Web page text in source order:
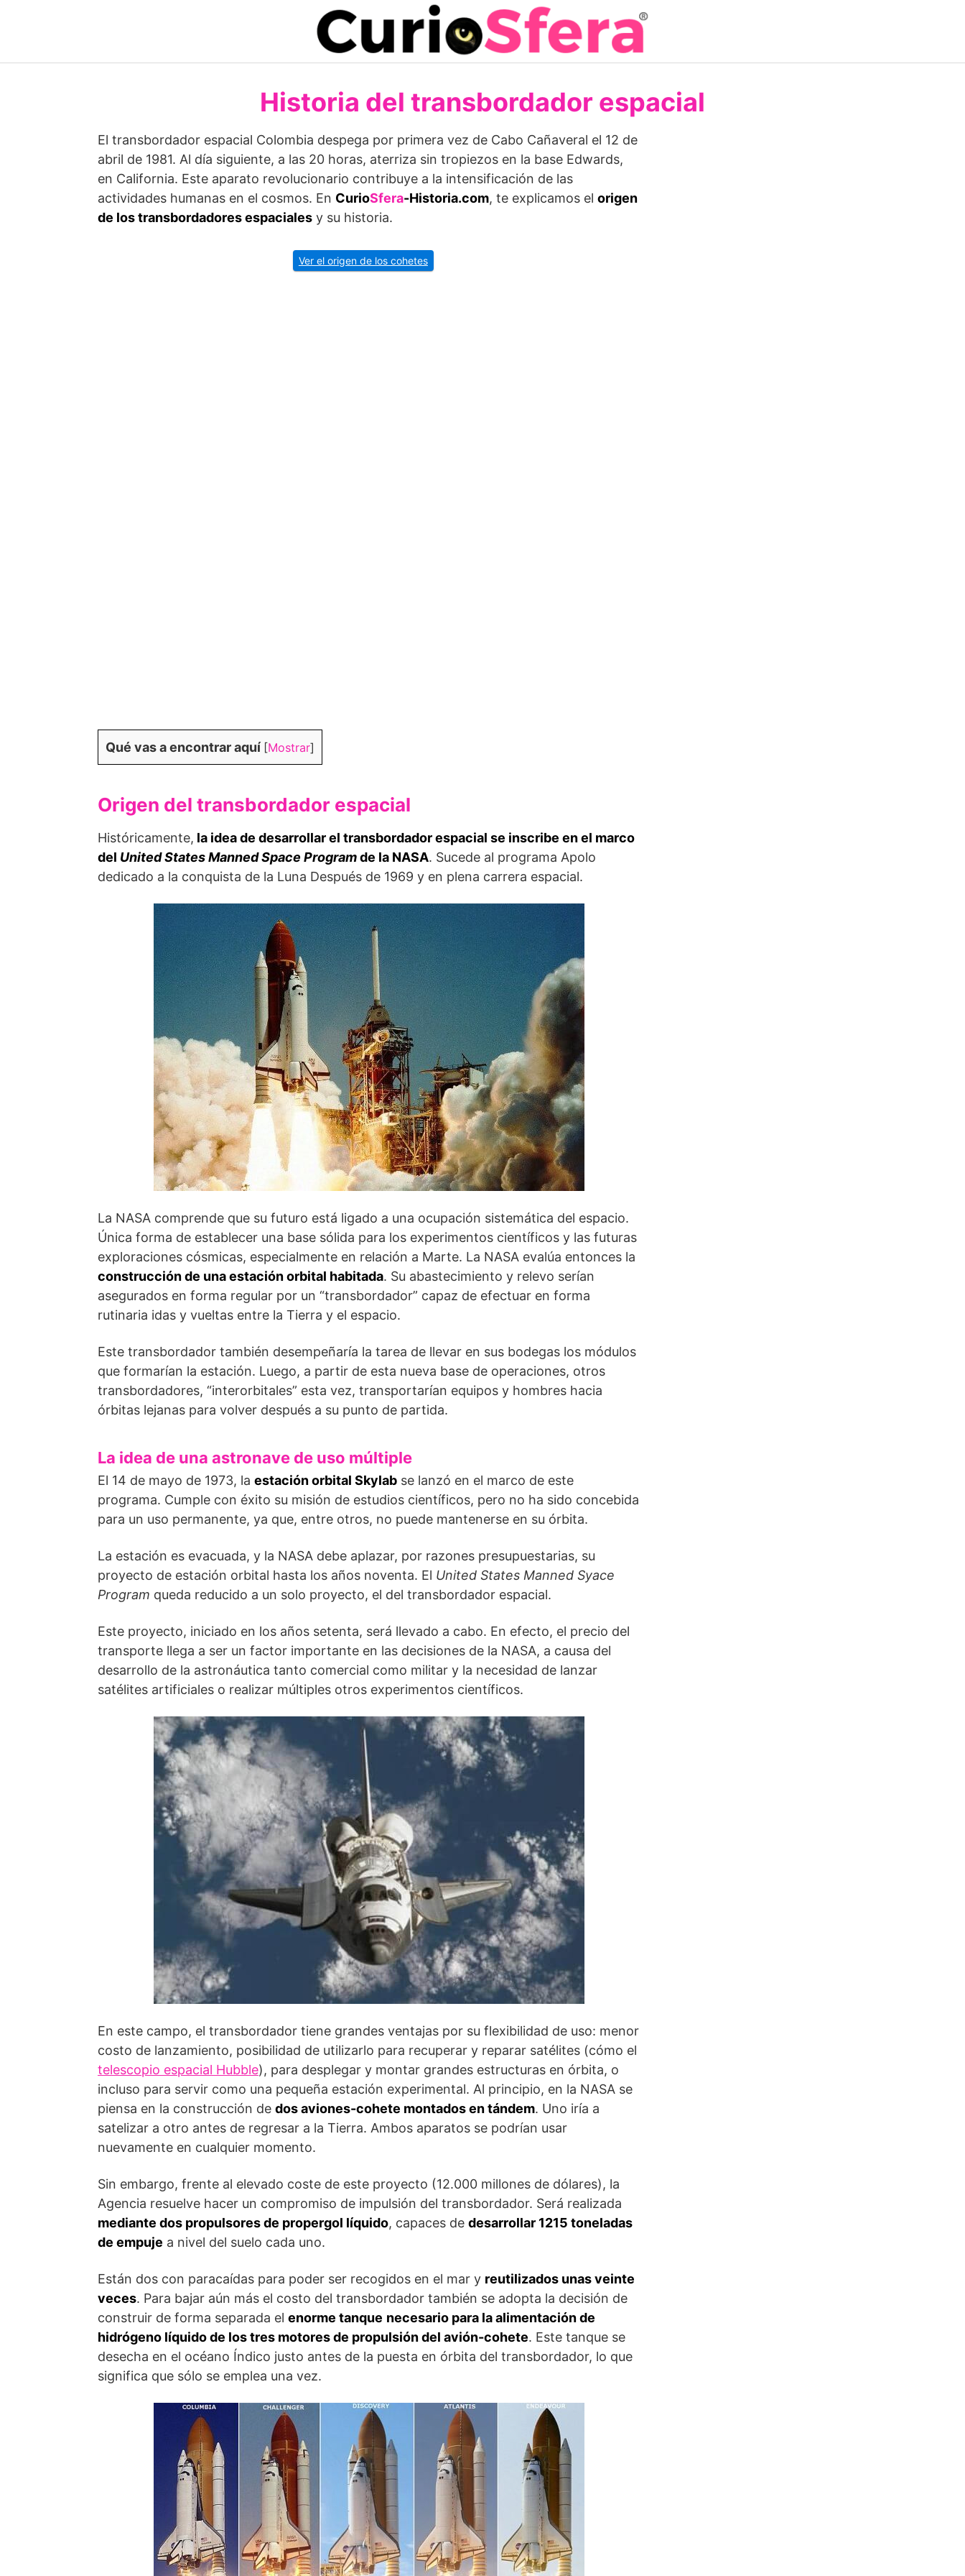
Historia del transbordador espacial
El transbordador espacial Colombia despega por primera vez de Cabo Cañaveral el 12 de
abril de 1981. Al día siguiente, a las 20 horas, aterriza sin tropiezos en la base Edwards,
en California. Este aparato revolucionario contribuye a la intensificación de las
actividades humanas en el cosmos. En CurioSfera-Historia.com, te explicamos el origen
de lostransbordadores espaciales y su historia.
Ver el origen de los cohetes
Qué vas a encontrar aquí [Mostrar]
Origen del transbordador espacial
Históricamente, la idea de desarrollar el transbordador espacial se inscribe en el marco
del United States Manned Space Programde la NASA. Sucede al programa Apolo
dedicado a la conquista de la Luna Después de 1969 y en plena carrera espacial.
La NASA comprende que su futuro está ligado a una ocupación sistemática del espacio.
Única forma de establecer una base sólida para los experimentos científicos y las futuras
exploraciones cósmicas, especialmente en relación a Marte. La NASA evalúa entonces la
construcción de una estación orbital habitada. Su abastecimiento y relevo serían
asegurados en forma regular por un “transbordador” capaz de efectuar en forma
rutinaria idas y vueltas entre la Tierra y el espacio.
Este transbordador también desempeñaría la tarea de llevar en sus bodegas los módulos
que formarían la estación. Luego, a partir de esta nueva base de operaciones, otros
transbordadores, “interor­bitales” esta vez, transportarían equipos y hombres hacia
órbitas lejanas para volver después a su punto de partida.
La idea de una astronave de uso múltiple
El 14 de mayo de 1973, la estación orbital Skylab se lanzó en el marco de este
programa. Cumple con éxito su misión de estudios científicos, pero no ha sido concebida
para un uso permanente, ya que, entre otros, no puede mantenerse en su órbita.
La estación es evacuada, y la NASA debe aplazar, por razones presupuestarias, su
proyecto de estación orbital hasta los años noventa. El United States Manned Syace
Program queda reducido a un solo proyecto, el del transbordador espacial.
Este proyecto, iniciado en los años setenta, será llevado a cabo. En efecto, el precio del
transporte llega a ser un factor importante en las decisiones de la NASA, a causa del
desarrollo de la astronáutica tanto comercial como militar y la necesidad de lanzar
satélites artificiales o realizar múltiples otros experimentos científicos.
En este campo, el transbordador tiene grandes ventajas por su flexibilidad de uso: menor
costo de lanzamiento, posibilidad de utilizarlo para recuperar y reparar satélites (cómo el
telescopio espacial Hubble), para desplegar y montar grandes estructuras en órbita, o
incluso para servir como una pequeña estación experimental. Al principio, en la NASA se
piensa en la construcción de dos aviones-cohete montados en tándem. Uno iría a
satelizar a otro antes de regresar a la Tierra. Ambos aparatos se podrían usar
nuevamente en cualquier momento.
Sin embargo, frente al elevado coste de este proyecto (12.000 millones de dólares), la
Agencia resuelve hacer un compromiso de impulsión del transbordador. Será realizada
mediante dos propulsores de propergol líquido, capaces de desarrollar 1215 toneladas
de empuje a nivel del suelo cada uno.
Están dos con paracaídas para poder ser recogidos en el mar y reutilizados unas veinte
veces. Para bajar aún más el costo del transbordador también se adopta la decisión de
construir de forma separada el enorme tanque necesario para la alimentación de
hidrógeno líquido de los tres motores de propulsión del avión-cohete. Este tanque se
desecha en el océano Índico justo antes de la puesta en órbita del transbordador, lo que
significa que sólo se emplea una vez.